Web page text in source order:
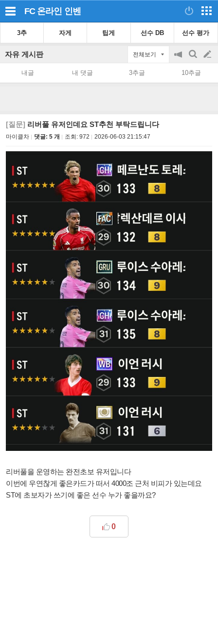
FC 온라인 인벤
3추 자게 팁게 선수 DB 선수 평가
자유 게시판 전체보기
공
지
on/off
검
색
글
쓰
내글 내 댓글 3추글 10추글
[질문] 리버풀 유저인데요 ST추천 부탁드립니다
마이클차 댓글: 5 개 조회: 972 2026-06-03 21:15:47
리버풀을 운영하는 완전초보 유저입니다
이번에 우연찮게 좋은카드가 떠서 4000조 근처 비피가 있는데요
ST에 초보자가 쓰기에 좋은 선수 누가 좋을까요?
0